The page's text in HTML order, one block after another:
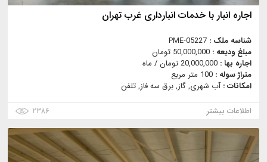
اجاره انبار با خدمات انبارداری غرب تهران
شناسه ملک : PME-05227
مبلغ ودیعه : 50,000,000 تومان
اجاره بها : 20,000,000 تومان / ماه
متراژ سوله : 100 متر مربع
امکانات :آب شهری, گاز, برق سه فاز, تلفن
اطلاعات بیشتر
۲۳۸۶